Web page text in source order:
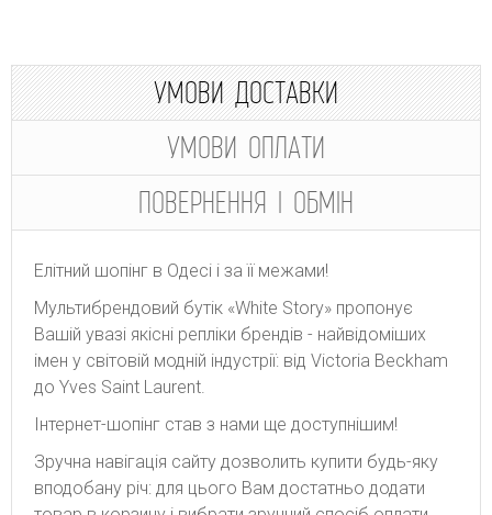
УМОВИ ДОСТАВКИ
УМОВИ ОПЛАТИ
ПОВЕРНЕННЯ І ОБМІН
Елітний шопінг в Одесі і за її межами!
Мультибрендовий бутік «White Story» пропонує
Вашій увазі якісні репліки брендів - найвідоміших
імен у світовій модній індустрії: від Victoria Beckham
до Yves Saint Laurent.
Інтернет-шопінг став з нами ще доступнішим!
Зручна навігація сайту дозволить купити будь-яку
вподобану річ: для цього Вам достатньо додати